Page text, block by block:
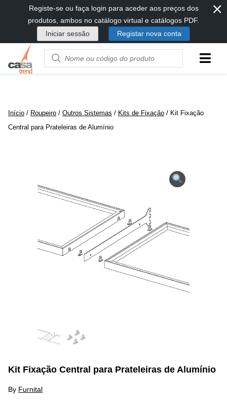
diretamente
conteúdo
Registe-se ou faça login para aceder aos preços dos
produtos, ambos no catálogo virtual e catálogos PDF.
Iniciar sessão
Registar nova conta
⨯
Product
name
Início / Roupeiro / Outros Sistemas / Kits de Fixação / Kit Fixação
Central para Prateleiras de Alumínio
Kit Fixação Central para Prateleiras de Alumínio
By Furnital